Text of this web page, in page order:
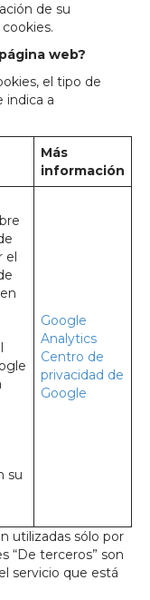
de su
web?
el tipo de
indica a
Más
información
el
su
Google
Analytics
Centro de
privacidad de
Google
utilizadas sólo por
“De terceros” son
servicio que está